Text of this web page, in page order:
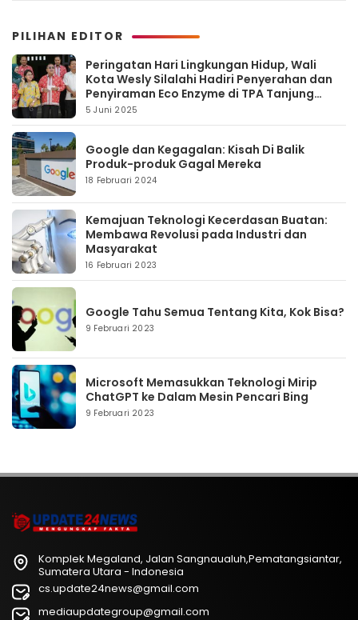
PILIHAN EDITOR
Peringatan Hari Lingkungan Hidup, Wali
Kota Wesly Silalahi Hadiri Penyerahan dan
Penyiraman Eco Enzyme di TPA Tanjung
Pinggir
5 Juni 2025
Google dan Kegagalan: Kisah Di Balik
Produk-produk Gagal Mereka
18 Februari 2024
Kemajuan Teknologi Kecerdasan Buatan:
Membawa Revolusi pada Industri dan
Masyarakat
16 Februari 2023
Google Tahu Semua Tentang Kita, Kok Bisa?
9 Februari 2023
Microsoft Memasukkan Teknologi Mirip
ChatGPT ke Dalam Mesin Pencari Bing
9 Februari 2023
Komplek Megaland, Jalan Sangnaualuh,Pematangsiantar,
Sumatera Utara - Indonesia
cs.update24news@gmail.com
mediaupdategroup@gmail.com